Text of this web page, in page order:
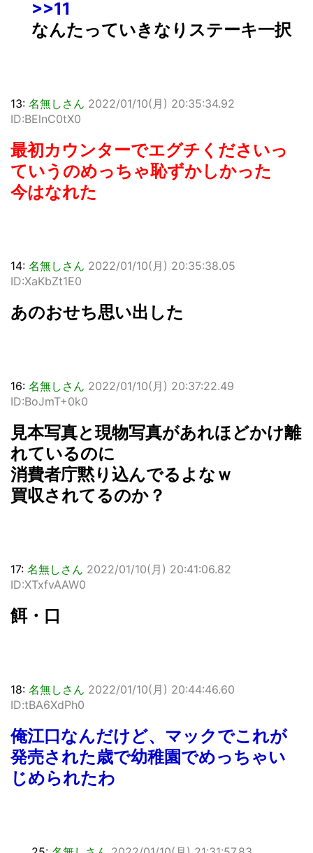
>>11
なんたっていきなりステーキ一択
13: 名無しさん 2022/01/10(月) 20:35:34.92
ID:BElnC0tX0
最初カウンターでエグチくださいっ
ていうのめっちゃ恥ずかしかった
今はなれた
14: 名無しさん 2022/01/10(月) 20:35:38.05
ID:XaKbZt1E0
あのおせち思い出した
16: 名無しさん 2022/01/10(月) 20:37:22.49
ID:BoJmT+0k0
見本写真と現物写真があれほどかけ離
れているのに
消費者庁黙り込んでるよなｗ
買収されてるのか？
17: 名無しさん 2022/01/10(月) 20:41:06.82
ID:XTxfvAAW0
餌・口
18: 名無しさん 2022/01/10(月) 20:44:46.60
ID:tBA6XdPh0
俺江口なんだけど、マックでこれが
発売された歳で幼稚園でめっちゃい
じめられたわ